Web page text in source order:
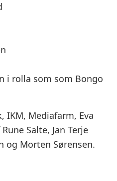
i rolla som som Bongo
IKM, Mediafarm, Eva
Salte, Jan Terje
og Morten Sørensen.